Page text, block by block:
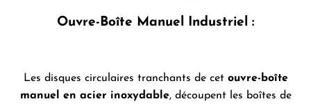
Ouvre-Boîte Manuel Industriel :
Les disques circulaires tranchants de cet ouvre-boîte
manuel en acier inoxydable, découpent les boîtes de